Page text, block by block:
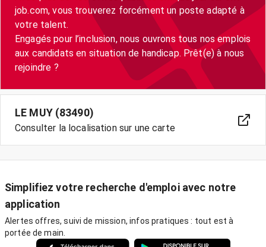
job.com, vous trouverez forcément un poste adapté à
votre talent.
Engagés pour l’inclusion, nous ouvrons tous nos emplois
aux candidats en situation de handicap. Prêt(e) à nous
LE MUY (83490)
Consulter la localisation sur une carte
Simplifiez votre recherche d'emploi avec notre
application
Alertes offres, suivi de mission, infos pratiques : tout est à
portée de main.